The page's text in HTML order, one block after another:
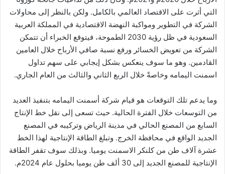
التي أثرت على الاقتصاد العالمي بالكامل. ولكن بالنظر إلى محاولات
الشركة في التطوير ومواكبة النهضة الاقتصادية في المملكة العربية
السعودية في ظل رؤية 2030 الطموحة، فيتوقع الخبراء أن تتمكن
الشركة من تعويض الخسائر ورفع نسبة صافي الأرباح خلال العامين
القادمين. وهو ما سوف ينعكس بشكل إيجابي على سهم تداول
اسمنت اليمامه وخاصةً خلال الربع الثاني والثالث من العام الجاري.
وما يدعم تلك التوقعات هو قيام شركة أسمنت اليمامه بتنفيذ العديد
من التوسعات خلال الفترة الحالية. حيث تسعى إلى نقل خط الإنتاج
السابع من المصنع الحالي في مدينة الرياض وتركيبه في المصنع
الجديد الواقع في محافظة الخرج. وتبلغ الطاقة الإنتاجية لهذا الخط
عشرة آلاف طن من كلنكر الاسمنت يوميا. وبذلك سوف تقفر الطاقة
الإنتاجية للمصنع الجديد إلى 30 ألف طن يوميا بحلول عام 2024م.